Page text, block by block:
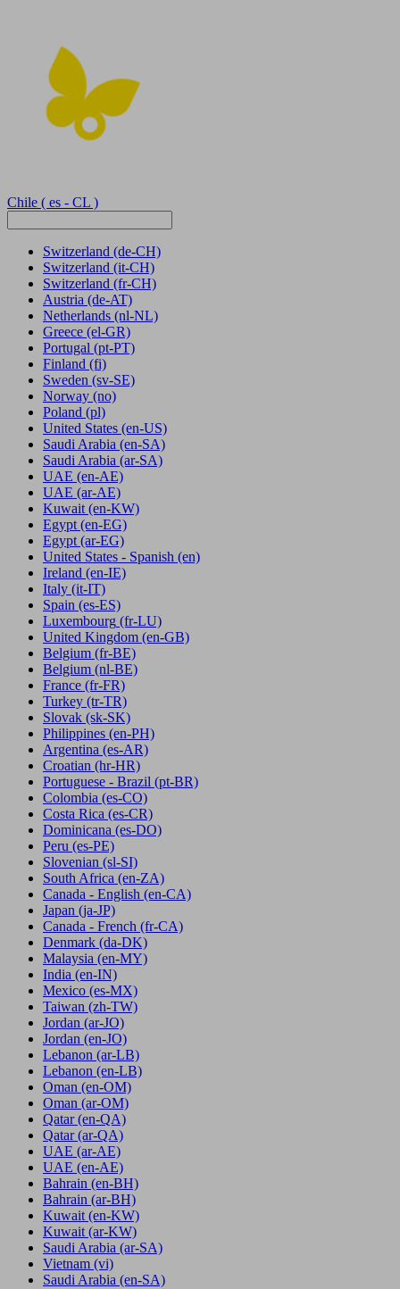
Chile ( es - CL )
Switzerland (de-CH)
Switzerland (it-CH)
Switzerland (fr-CH)
Austria (de-AT)
Netherlands (nl-NL)
Greece (el-GR)
Portugal (pt-PT)
Finland (fi)
Sweden (sv-SE)
Norway (no)
Poland (pl)
United States (en-US)
Saudi Arabia (en-SA)
Saudi Arabia (ar-SA)
UAE (en-AE)
UAE (ar-AE)
Kuwait (en-KW)
Egypt (en-EG)
Egypt (ar-EG)
United States - Spanish (en)
Ireland (en-IE)
Italy (it-IT)
Spain (es-ES)
Luxembourg (fr-LU)
United Kingdom (en-GB)
Belgium (fr-BE)
Belgium (nl-BE)
France (fr-FR)
Turkey (tr-TR)
Slovak (sk-SK)
Philippines (en-PH)
Argentina (es-AR)
Croatian (hr-HR)
Portuguese - Brazil (pt-BR)
Colombia (es-CO)
Costa Rica (es-CR)
Dominicana (es-DO)
Peru (es-PE)
Slovenian (sl-SI)
South Africa (en-ZA)
Canada - English (en-CA)
Japan (ja-JP)
Canada - French (fr-CA)
Denmark (da-DK)
Malaysia (en-MY)
India (en-IN)
Mexico (es-MX)
Taiwan (zh-TW)
Jordan (ar-JO)
Jordan (en-JO)
Lebanon (ar-LB)
Lebanon (en-LB)
Oman (en-OM)
Oman (ar-OM)
Qatar (en-QA)
Qatar (ar-QA)
UAE (ar-AE)
UAE (en-AE)
Bahrain (en-BH)
Bahrain (ar-BH)
Kuwait (en-KW)
Kuwait (ar-KW)
Saudi Arabia (ar-SA)
Vietnam (vi)
Saudi Arabia (en-SA)